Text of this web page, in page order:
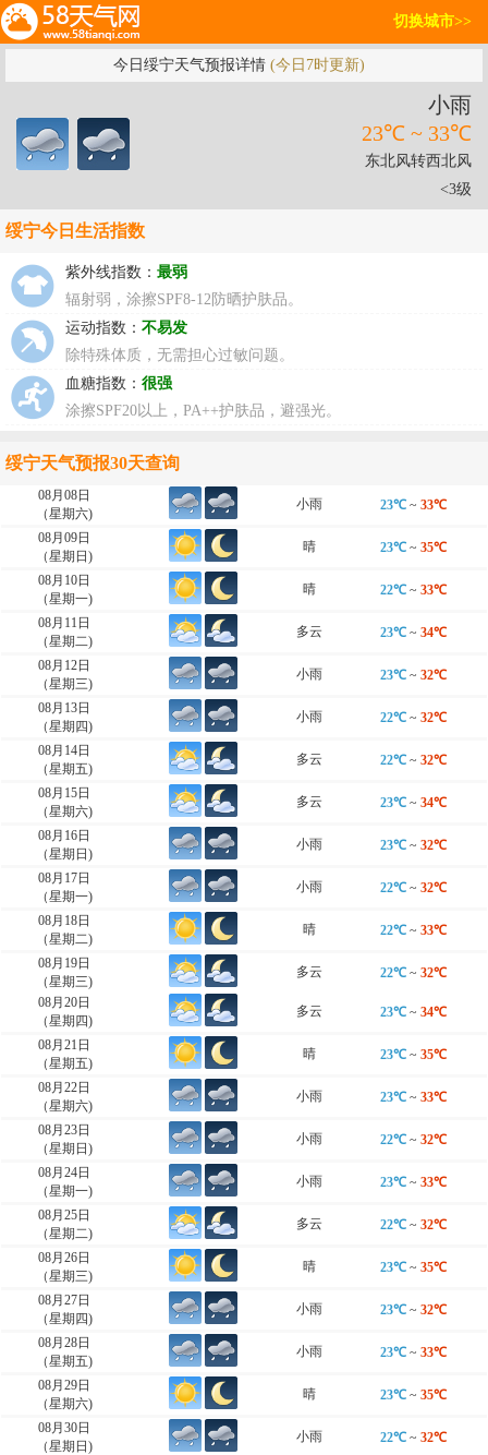
切换城市>>
今日绥宁天气预报详情(今日7时更新)
小雨
23℃ ~ 33℃
东北风转西北风
<3级
绥宁今日生活指数
紫外线指数： 最弱
辐射弱，涂擦SPF8-12防晒护肤品。
运动指数： 不易发
除特殊体质，无需担心过敏问题。
血糖指数： 很强
涂擦SPF20以上，PA++护肤品，避强光。
绥宁天气预报30天查询
08月08日
（星期六)
小雨 23℃~ 33℃
08月09日
（星期日)
晴 23℃~ 35℃
08月10日
（星期一)
晴 22℃~ 33℃
08月11日
（星期二)
多云 23℃~ 34℃
08月12日
（星期三)
小雨 23℃~ 32℃
08月13日
（星期四)
小雨 22℃~ 32℃
08月14日
（星期五)
多云 22℃~ 32℃
08月15日
（星期六)
多云 23℃~ 34℃
08月16日
（星期日)
小雨 23℃~ 32℃
08月17日
（星期一)
小雨 22℃~ 32℃
08月18日
（星期二)
晴 22℃~ 33℃
08月19日
（星期三)
多云 22℃~ 32℃
08月20日
（星期四)
多云 23℃~ 34℃
08月21日
（星期五)
晴 23℃~ 35℃
08月22日
（星期六)
小雨 23℃~ 33℃
08月23日
（星期日)
小雨 22℃~ 32℃
08月24日
（星期一)
小雨 23℃~ 33℃
08月25日
（星期二)
多云 22℃~ 32℃
08月26日
（星期三)
晴 23℃~ 35℃
08月27日
（星期四)
小雨 23℃~ 32℃
08月28日
（星期五)
小雨 23℃~ 33℃
08月29日
（星期六)
晴 23℃~ 35℃
08月30日
（星期日)
小雨 22℃~ 32℃